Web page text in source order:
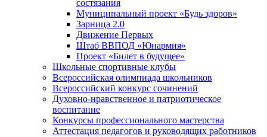
состязания
Муниципальный проект «Будь здоров»
Зарница 2.0
Движение Первых
Штаб ВВПОД «Юнармия»
Проект «Билет в будущее»
Школьные спортивные клубы
Всероссийская олимпиада школьников
Всероссийский конкурс сочинений
Духовно-нравственное и патриотическое
воспитание
Конкурсы профессионального мастерства
Аттестация педагогов и руководящих работников